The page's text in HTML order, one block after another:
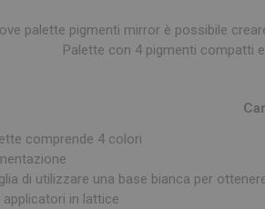
palette pigmenti mirror è possibile
Palette con 4 pigmenti compatti
comprende 4 colori
di utilizzare una base bianca per
applicatori in lattice